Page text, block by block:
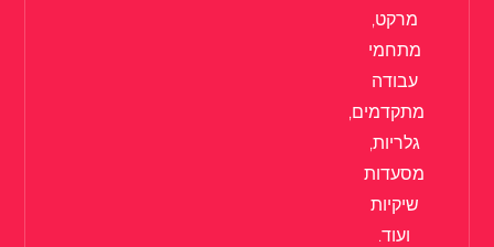
מרקט,
מתחמי
עבודה
מתקדמים,
גלריות,
מסעדות
שיקיות
ועוד.